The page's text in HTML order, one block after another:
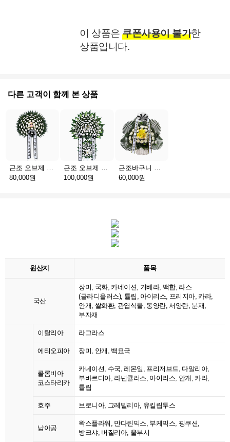
이 상품은 쿠폰사용이 불가한
상품입니다.
다른 고객이 함께 본 상품
근조 오브제 1단 B
80,000원
근조 오브제 2단 B
100,000원
근조바구니 일반
60,000원
원산지 품목
국산
장미, 국화, 카네이션, 거베라, 백합, 라스
(글라디올러스), 튤립, 아이리스, 프리지아, 카라,
안개, 쌀화환, 관엽식물, 동양란, 서양란, 분재,
부자재
이탈리아 라그라스
에티오피아 장미, 안개, 백묘국
콜롬비아
코스타리카
카네이션, 수국, 레몬잎, 프리저브드, 다알리아,
부바르디아, 라넌큘러스, 아이리스, 안개, 카라,
튤립
호주 브로니아, 그레빌리아, 유킬립투스
남아공
왁스플라워, 만다린믹스, 부케믹스, 핑쿠션,
방크샤, 버질리아, 울부시